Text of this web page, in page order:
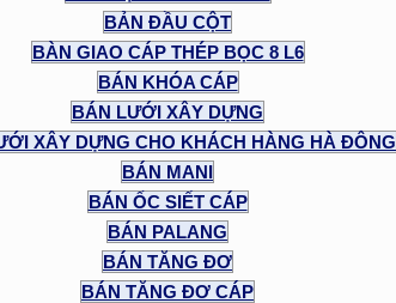
BẢN ĐẦU CỘT
BÀN GIAO CÁP THÉP BỌC 8 L6
BÁN KHÓA CÁP
BÁN LƯỚI XÂY DỰNG
XÂY DỰNG CHO KHÁCH HÀNG HÀ ĐÔNG
BÁN MANI
BÁN ỐC SIẾT CÁP
BÁN PALANG
BÁN TĂNG ĐƠ
BÁN TĂNG ĐƠ CÁP